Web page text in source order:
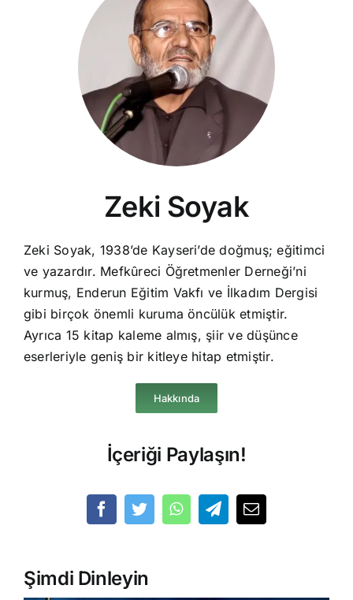
Zeki Soyak
Zeki Soyak, 1938’de Kayseri’de doğmuş; eğitimci
ve yazardır. Mefkûreci Öğretmenler Derneği’ni
kurmuş, Enderun Eğitim Vakfı ve İlkadım Dergisi
gibi birçok önemli kuruma öncülük etmiştir.
Ayrıca 15 kitap kaleme almış, şiir ve düşünce
eserleriyle geniş bir kitleye hitap etmiştir.
Hakkında
İçeriği Paylaşın!
Şimdi Dinleyin